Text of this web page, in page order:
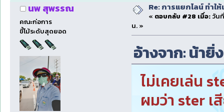
นพ สุพรรณ
คณะก่อการ
ขี้โม้ระดับสุดยอด
Re: การแยกไลน์ ทำใ
« ตอบกลับ #28 เมื่อ:วันที่
น. »
อ้างจาก: น้ายิ่
ไม่เคยเล่น
ผมว่า ster เ